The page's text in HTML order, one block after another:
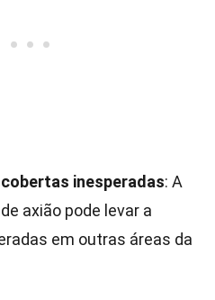
inesperadas: A
axião pode levar a
em outras áreas da